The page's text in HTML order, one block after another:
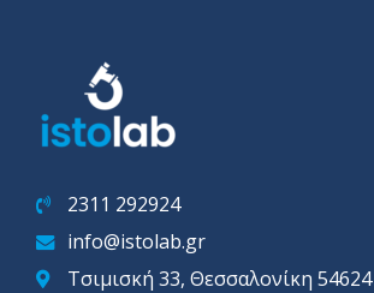
2311 292924
info@istolab.gr
Τσιμισκή 33, Θεσσαλονίκη 54624